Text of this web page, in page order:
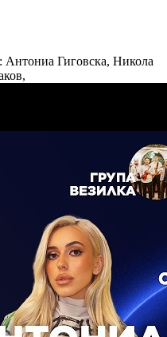
Гиговска, Никола